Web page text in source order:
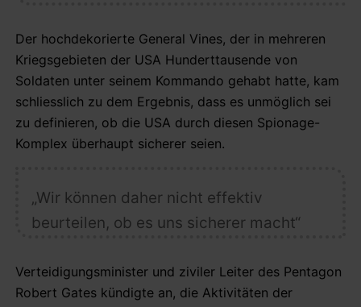
Der hochdekorierte General Vines, der in mehreren
Kriegsgebieten der USA Hunderttausende von
Soldaten unter seinem Kommando gehabt hatte, kam
schliesslich zu dem Ergebnis, dass es unmöglich sei
zu definieren, ob die USA durch diesen Spionage-
Komplex überhaupt sicherer seien.
„Wir können daher nicht effektiv
beurteilen, ob es uns sicherer macht“
Verteidigungsminister und ziviler Leiter des Pentagon
Robert Gates kündigte an, die Aktivitäten der